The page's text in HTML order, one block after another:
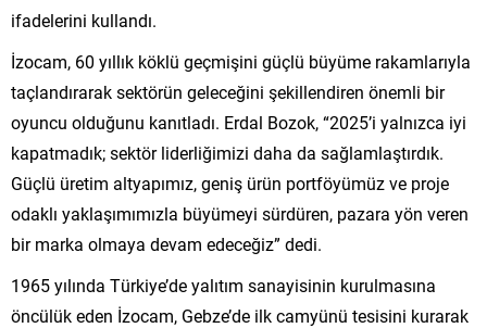
ifadelerini kullandı.
İzocam, 60 yıllık köklü geçmişini güçlü büyüme rakamlarıyla
taçlandırarak sektörün geleceğini şekillendiren önemli bir
oyuncu olduğunu kanıtladı. Erdal Bozok, “2025’i yalnızca iyi
kapatmadık; sektör liderliğimizi daha da sağlamlaştırdık.
Güçlü üretim altyapımız, geniş ürün portföyümüz ve proje
odaklı yaklaşımımızla büyümeyi sürdüren, pazara yön veren
bir marka olmaya devam edeceğiz” dedi.
1965 yılında Türkiye’de yalıtım sanayisinin kurulmasına
öncülük eden İzocam, Gebze’de ilk camyünü tesisini kurarak